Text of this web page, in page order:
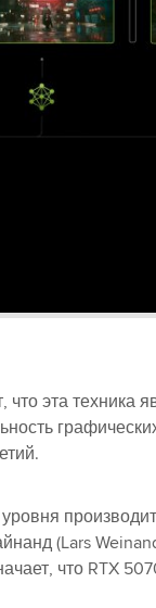
эта техника
(Lars
что RTX